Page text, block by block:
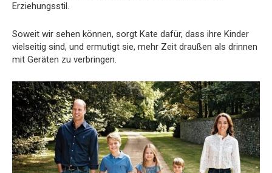
Erziehungsstil.
Soweit wir sehen können, sorgt Kate dafür, dass ihre Kinder
vielseitig sind, und ermutigt sie, mehr Zeit draußen als drinnen
mit Geräten zu verbringen.